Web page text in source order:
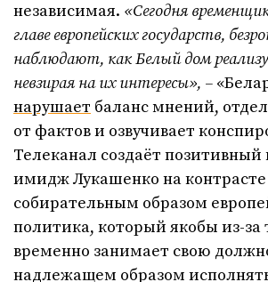
независимая. «Сегодня
главе европейских государств,
наблюдают, как Белый дом
невзирая на их интересы», –
нарушает баланс мнений,
от фактов и озвучивает
Телеканал создаёт
имидж Лукашенко на
собирательным образом
политика, который якобы из-за
временно занимает свою
надлежащем образом